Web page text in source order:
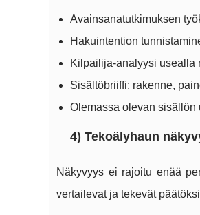
Avainsanatutkimuksen
Hakuintention
Kilpailija-analyysi usealla
Sisältöbriiffi: rakenne,
Olemassa olevan
4) Tekoälyhaun
Näkyvyys ei rajoitu enää
vertailevat ja tekevät